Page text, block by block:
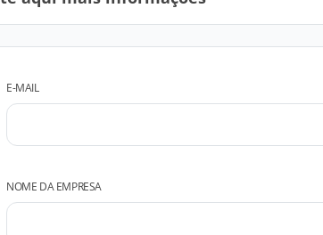
E-MAIL
NOME DA EMPRESA